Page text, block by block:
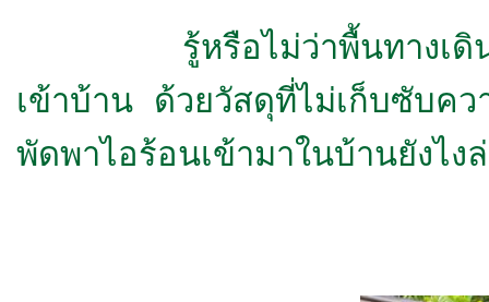
รู้หรือไม่ว่าพื้นทางเดินเข้า
เข้าบ้าน ด้วยวัสดุที่ไม่เก็บซับค
พัดพาไอร้อนเข้ามาในบ้านยังไง